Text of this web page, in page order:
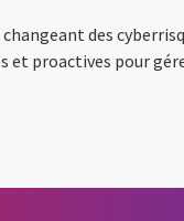
des
et proactives pour